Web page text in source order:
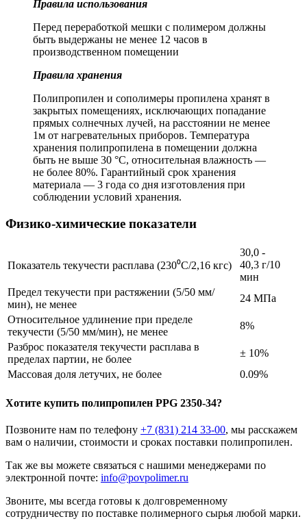
Правила использования
Перед переработкой мешки с полимером должны
быть выдержаны не менее 12 часов в
производственном помещении
Правила хранения
Полипропилен и сополимеры пропилена хранят в
закрытых помещениях, исключающих попадание
прямых солнечных лучей, на расстоянии не менее
1м от нагревательных приборов. Температура
хранения полипропилена в помещении должна
быть не выше 30 °С, относительная влажность —
не более 80%. Гарантийный срок хранения
материала — 3 года со дня изготовления при
соблюдении условий хранения.
Физико-химические показатели
Показатель текучести расплава (230⁰С/2,16 кгс)
30,0 -
40,3 г/10
мин
Предел текучести при растяжении (5/50 мм/
мин), не менее
24 МПа
Относительное удлинение при пределе
текучести (5/50 мм/мин), не менее
8%
Разброс показателя текучести расплава в
пределах партии, не более
± 10%
Массовая доля летучих, не более
0.09%
Хотите купить полипропилен PPG 2350-34?
Позвоните нам по телефону +7 (831) 214 33-00, мы расскажем
вам о наличии, стоимости и сроках поставки полипропилен.
Так же вы можете связаться с нашими менеджерами по
электронной почте: info@povpolimer.ru
Звоните, мы всегда готовы к долговременному
сотрудничеству по поставке полимерного сырья любой марки.